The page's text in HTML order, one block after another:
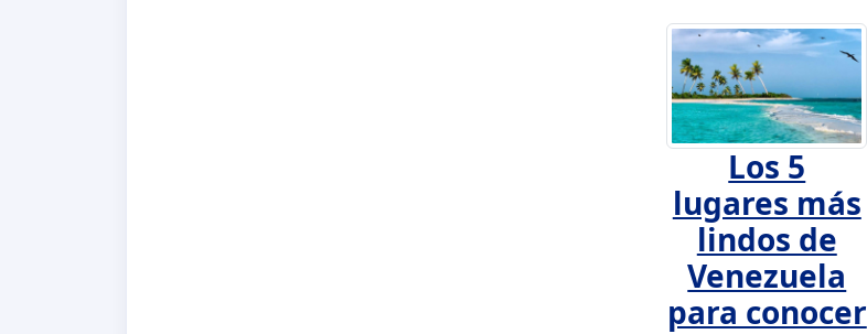
Los 5
lugares más
lindos de
Venezuela
para conocer